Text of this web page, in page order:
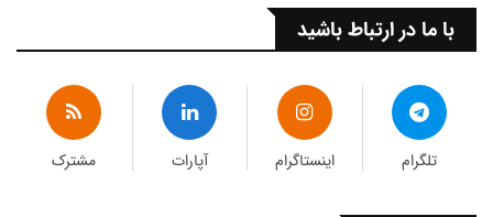
با ما در ارتباط باشید
تلگرام اینستاگرام آپارات مشترک